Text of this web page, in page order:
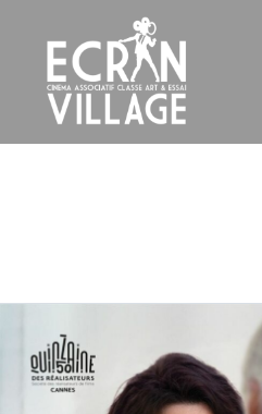
contenu
principal
ÉCRAN